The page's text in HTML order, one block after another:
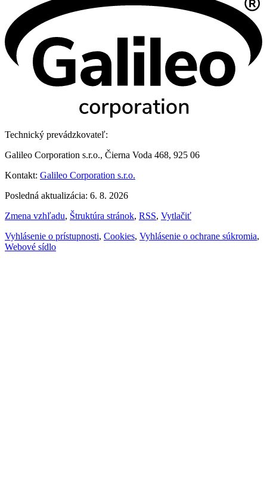
Technický prevádzkovateľ:
Galileo Corporation s.r.o., Čierna Voda 468, 925 06
Kontakt: Galileo Corporation s.r.o.
Posledná aktualizácia: 6. 8. 2026
Zmena vzhľadu, Štruktúra stránok, RSS, Vytlačiť
Vyhlásenie o prístupnosti, Cookies, Vyhlásenie o ochrane súkromia,
Webové sídlo